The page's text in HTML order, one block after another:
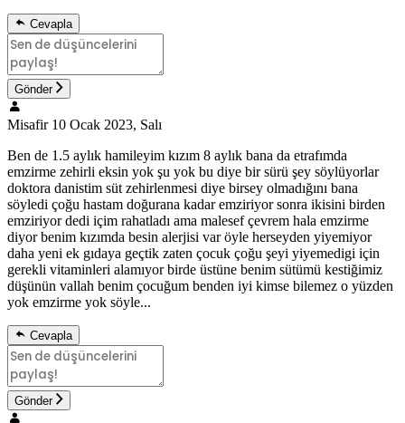
Cevapla
Gönder
Misafir 10 Ocak 2023, Salı
Ben de 1.5 aylık hamileyim kızım 8 aylık bana da etrafımda
emzirme zehirli eksin yok şu yok bu diye bir sürü şey söylüyorlar
doktora danistim süt zehirlenmesi diye birsey olmadığını bana
söyledi çoğu hastam doğurana kadar emziriyor sonra ikisini birden
emziriyor dedi içim rahatladı ama malesef çevrem hala emzirme
diyor benim kızımda besin alerjisi var öyle herseyden yiyemiyor
daha yeni ek gıdaya geçtik zaten çocuk çoğu şeyi yiyemedigi için
gerekli vitaminleri alamıyor birde üstüne benim sütümü kestiğimiz
düşünün vallah benim çocuğum benden iyi kimse bilemez o yüzden
yok emzirme yok söyle...
Cevapla
Gönder